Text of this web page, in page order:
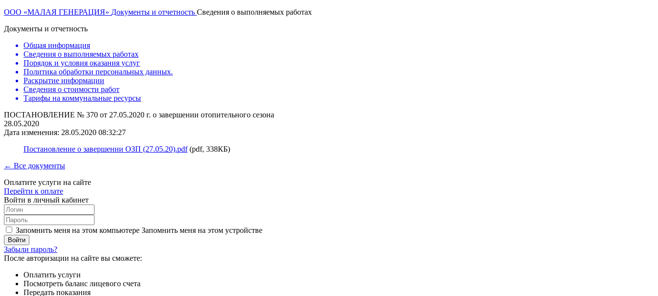
ООО «МАЛАЯ ГЕНЕРАЦИЯ» Документы и отчетность Сведения о выполняемых работах
Документы и отчетность
Общая информация
Сведения о выполняемых работах
Порядок и условия оказания услуг
Политика обработки персональных данных.
Раскрытие информации
Сведения о стоимости работ
Тарифы на коммунальные ресурсы
ПОСТАНОВЛЕНИЕ № 370 от 27.05.2020 г. о завершении отопительного сезона
28.05.2020
Дата изменения: 28.05.2020 08:32:27
Постановление о завершении ОЗП (27.05.20).pdf(pdf, 338КБ)
← Все документы
Оплатите услуги на сайте
Перейти к оплате
Войти в личный кабинет
Запомнить меня на этом компьютере Запомнить меня на этом устройстве
Забыли пароль?
После авторизации на сайте вы сможете:
Оплатить услуги
Посмотреть баланс лицевого счета
Передать показания